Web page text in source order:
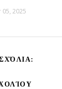
05, 2025